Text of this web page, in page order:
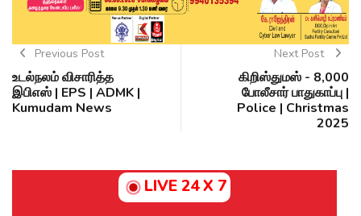
Previous Post
உடல்நலம் விசாரித்த
இபிஎஸ் | EPS | ADMK |
Kumudam News
Next Post
கிறிஸ்துமஸ் - 8,000
போலீசார் பாதுகாப்பு |
Police | Christmas
2025
LIVE 24 X 7